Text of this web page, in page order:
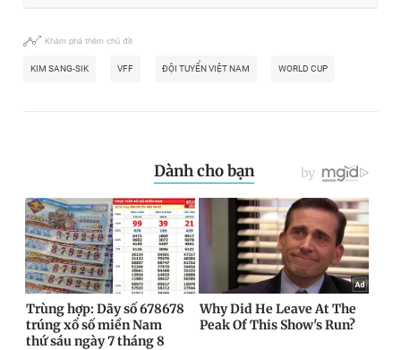
Khám phá thêm chủ đề
KIM SANG-SIK VFF ĐỘI TUYỂN VIỆT NAM WORLD CUP